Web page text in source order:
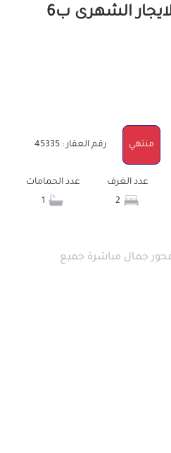
شقة سكنية 100م للايجار الشهرى ب6
منتهي رقم العقار : 45335
عدد الغرف
عدد الحمامات
اكتوبر علي محور جمال مباشرة جميع